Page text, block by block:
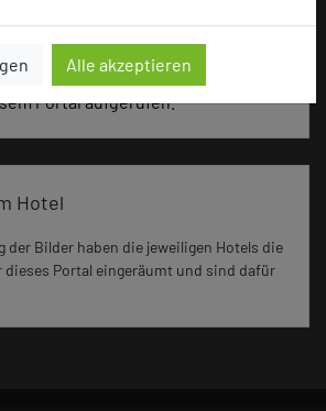
Alle akzeptieren
Hotels wurden in den vergangenen
Portal aufgerufen.
Hotel
der Bilder haben die jeweiligen Hotels die
dieses Portal eingeräumt und sind dafür